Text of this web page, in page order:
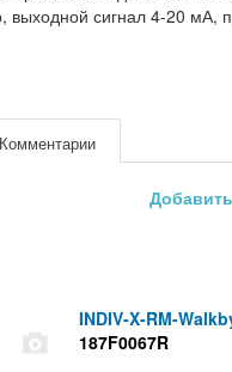
выходной сигнал 4-20 мА,
INDIV-X-RM-
187F0067R